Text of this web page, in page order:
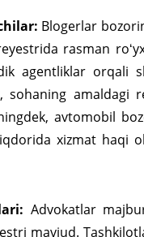
Blogerlar
rasman
agentliklar orqali
sohaning amaldagi
avtomobil
xizmat haqi
Advokatlar
mavjud.